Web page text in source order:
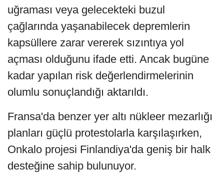
uğraması veya gelecekteki buzul
çağlarında yaşanabilecek depremlerin
kapsüllere zarar vererek sızıntıya yol
açması olduğunu ifade etti. Ancak bugüne
kadar yapılan risk değerlendirmelerinin
olumlu sonuçlandığı aktarıldı.
Fransa'da benzer yer altı nükleer mezarlığı
planları güçlü protestolarla karşılaşırken,
Onkalo projesi Finlandiya'da geniş bir halk
desteğine sahip bulunuyor.